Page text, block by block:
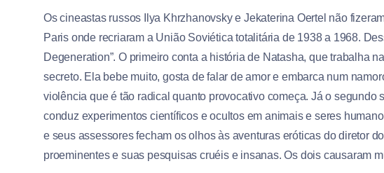
Os cineastas russos Ilya Khrzhanovsky e Jekaterina Oertel não
Paris onde recriaram a União Soviética totalitária de 1938 a 1968.
Degeneration”. O primeiro conta a história de Natasha, que trabalha
secreto. Ela bebe muito, gosta de falar de amor e embarca num
violência que é tão radical quanto provocativo começa. Já o segundo
conduz experimentos científicos e ocultos em animais e seres
e seus assessores fecham os olhos às aventuras eróticas do diretor
proeminentes e suas pesquisas cruéis e insanas. Os dois causaram